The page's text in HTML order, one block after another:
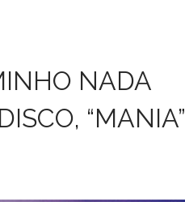
NADA
“MANIA”